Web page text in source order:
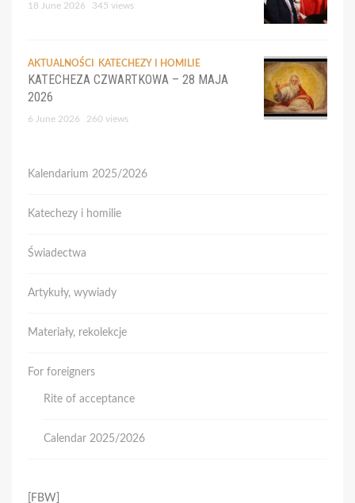
18 June 2026 345 views
AKTUALNOŚCI KATECHEZY I HOMILIE
KATECHEZA CZWARTKOWA – 28 MAJA
2026
6 June 2026 260 views
Kalendarium 2025/2026
Katechezy i homilie
Świadectwa
Artykuły, wywiady
Materiały, rekolekcje
For foreigners
Rite of acceptance
Calendar 2025/2026
[FBW]